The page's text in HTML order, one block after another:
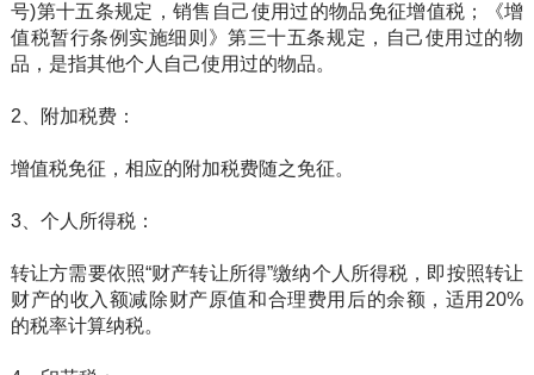
号)第十五条规定，销售自己使用过的物品免征增值税；《增
值税暂行条例实施细则》第三十五条规定，自己使用过的物
品，是指其他个人自己使用过的物品。
2、附加税费：
增值税免征，相应的附加税费随之免征。
3、个人所得税：
转让方需要依照“财产转让所得”缴纳个人所得税，即按照转让
财产的收入额减除财产原值和合理费用后的余额，适用20%
的税率计算纳税。